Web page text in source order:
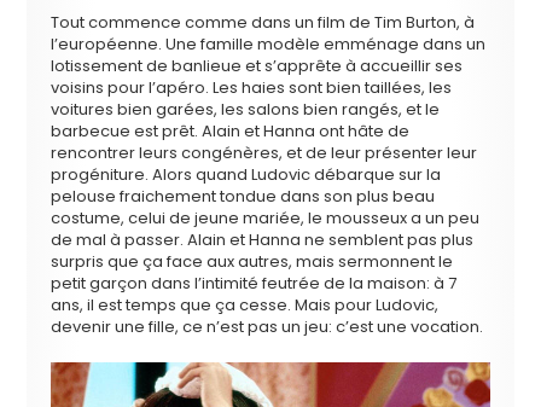
Tout commence comme dans un film de Tim Burton, à
l’européenne. Une famille modèle emménage dans un
lotissement de banlieue et s’apprête à accueillir ses
voisins pour l’apéro. Les haies sont bien taillées, les
voitures bien garées, les salons bien rangés, et le
barbecue est prêt. Alain et Hanna ont hâte de
rencontrer leurs congénères, et de leur présenter leur
progéniture. Alors quand Ludovic débarque sur la
pelouse fraichement tondue dans son plus beau
costume, celui de jeune mariée, le mousseux a un peu
de mal à passer. Alain et Hanna ne semblent pas plus
surpris que ça face aux autres, mais sermonnent le
petit garçon dans l’intimité feutrée de la maison: à 7
ans, il est temps que ça cesse. Mais pour Ludovic,
devenir une fille, ce n’est pas un jeu: c’est une vocation.